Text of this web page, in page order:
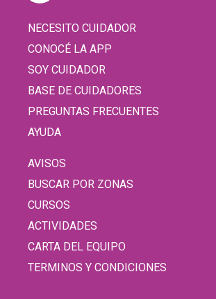
NECESITO CUIDADOR
CONOCÉ LA APP
SOY CUIDADOR
BASE DE CUIDADORES
PREGUNTAS FRECUENTES
AYUDA
AVISOS
BUSCAR POR ZONAS
CURSOS
ACTIVIDADES
CARTA DEL EQUIPO
TERMINOS Y CONDICIONES